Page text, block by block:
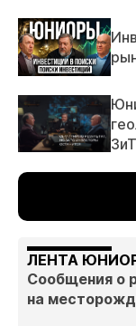
ЛЕНТА
Сообщения о
на